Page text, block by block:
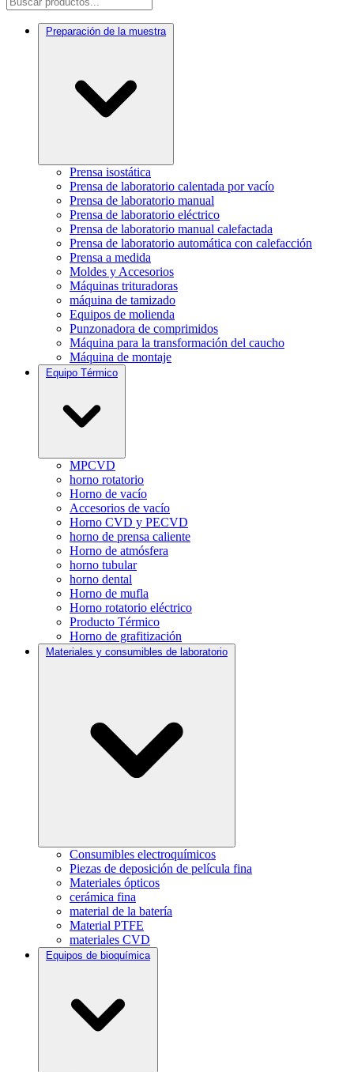
Preparación de la muestra
Prensa isostática
Prensa de laboratorio calentada por vacío
Prensa de laboratorio manual
Prensa de laboratorio eléctrico
Prensa de laboratorio manual calefactada
Prensa de laboratorio automática con calefacción
Prensa a medida
Moldes y Accesorios
Máquinas trituradoras
máquina de tamizado
Equipos de molienda
Punzonadora de comprimidos
Máquina para la transformación del caucho
Máquina de montaje
Equipo Térmico
MPCVD
horno rotatorio
Horno de vacío
Accesorios de vacío
Horno CVD y PECVD
horno de prensa caliente
Horno de atmósfera
horno tubular
horno dental
Horno de mufla
Horno rotatorio eléctrico
Producto Térmico
Horno de grafitización
Materiales y consumibles de laboratorio
Consumibles electroquímicos
Piezas de deposición de película fina
Materiales ópticos
cerámica fina
material de la batería
Material PTFE
materiales CVD
Equipos de bioquímica